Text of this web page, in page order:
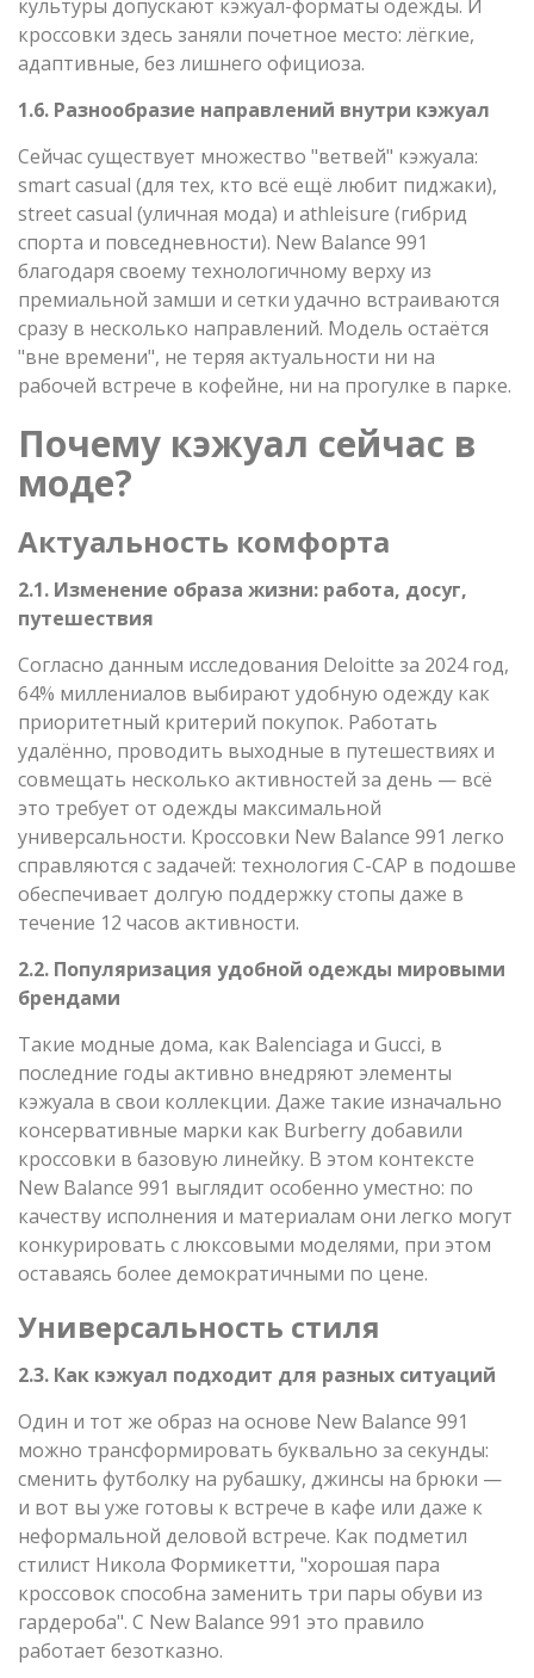
культуры допускают кэжуал-форматы одежды. И
кроссовки здесь заняли почетное место: лёгкие,
адаптивные, без лишнего официоза.
1.6. Разнообразие направлений внутри кэжуал
Сейчас существует множество "ветвей" кэжуала:
smart casual (для тех, кто всё ещё любит пиджаки),
street casual (уличная мода) и athleisure (гибрид
спорта и повседневности). New Balance 991
благодаря своему технологичному верху из
премиальной замши и сетки удачно встраиваются
сразу в несколько направлений. Модель остаётся
"вне времени", не теряя актуальности ни на
рабочей встрече в кофейне, ни на прогулке в парке.
Почему кэжуал сейчас в
моде?
Актуальность комфорта
2.1. Изменение образа жизни: работа, досуг,
путешествия
Согласно данным исследования Deloitte за 2024 год,
64% миллениалов выбирают удобную одежду как
приоритетный критерий покупок. Работать
удалённо, проводить выходные в путешествиях и
совмещать несколько активностей за день — всё
это требует от одежды максимальной
универсальности. Кроссовки New Balance 991 легко
справляются с задачей: технология C-CAP в подошве
обеспечивает долгую поддержку стопы даже в
течение 12 часов активности.
2.2. Популяризация удобной одежды мировыми
брендами
Такие модные дома, как Balenciaga и Gucci, в
последние годы активно внедряют элементы
кэжуала в свои коллекции. Даже такие изначально
консервативные марки как Burberry добавили
кроссовки в базовую линейку. В этом контексте
New Balance 991 выглядит особенно уместно: по
качеству исполнения и материалам они легко могут
конкурировать с люксовыми моделями, при этом
оставаясь более демократичными по цене.
Универсальность стиля
2.3. Как кэжуал подходит для разных ситуаций
Один и тот же образ на основе New Balance 991
можно трансформировать буквально за секунды:
сменить футболку на рубашку, джинсы на брюки —
и вот вы уже готовы к встрече в кафе или даже к
неформальной деловой встрече. Как подметил
стилист Никола Формикетти, "хорошая пара
кроссовок способна заменить три пары обуви из
гардероба". С New Balance 991 это правило
работает безотказно.